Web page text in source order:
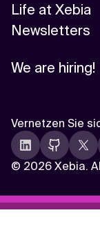
Life at Xebia
Newsletters
We are hiring!
© 2026 Xebia.
Vernetzen Sie